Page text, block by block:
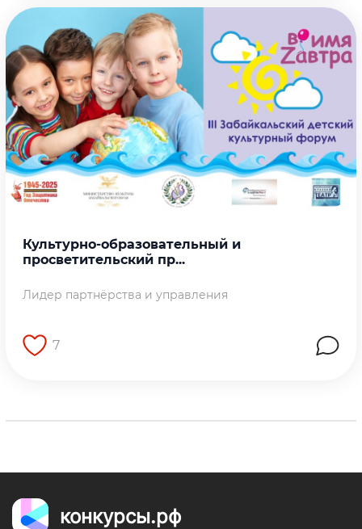
Культурно-образовательный и
просветительский пр...
Лидер партнёрства и управления
7
конкурсы.рф